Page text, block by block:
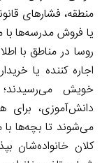
منطقه، فشار‌های
یا فروش مدرسه‌ها
روسا در مناطق با
اجاره کننده یا
خویش
دانش‌آموزی،
می‌شوند تا بچه‌ها
کلان خانواده‌شان